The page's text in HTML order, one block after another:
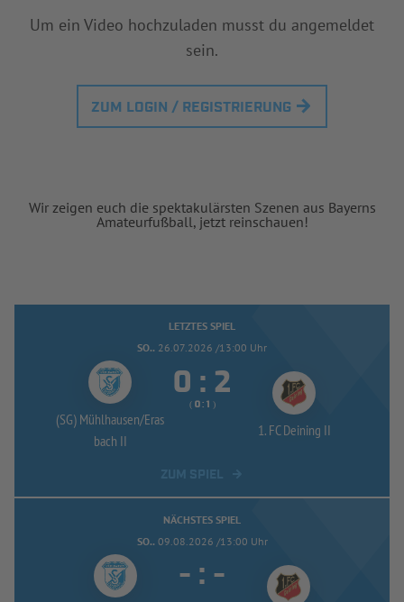
Um ein Video hochzuladen musst du angemeldet
sein.
ZUM LOGIN / REGISTRIERUNG
Wir zeigen euch die spektakulärsten Szenen aus Bayerns
Amateurfußball, jetzt reinschauen!
LETZTES SPIEL
SO.. 26.07.2026 /13:00 Uhr
(SG) Mühlhausen/Eras
bach II
 : 
( :  )
1. FC Deining II
NÄCHSTES SPIEL
SO.. 09.08.2026 /13:00 Uhr
- : -